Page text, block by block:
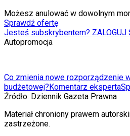
Możesz anulować w dowolnym
Sprawdź ofertę
Jesteś subskrybentem? ZALOGUJ
Autopromocja
Co zmienia nowe rozporządzenie
budżetowej?Komentarz eksperta
Źródło: Dziennik Gazeta Prawna
Materiał chroniony prawem
zastrzeżone.